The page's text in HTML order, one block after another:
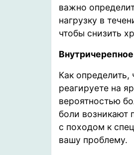
важно
нагрузку в
чтобы снизить
Как
реагируете на
вероятностью
боли возникают
с походом к
вашу проблему.